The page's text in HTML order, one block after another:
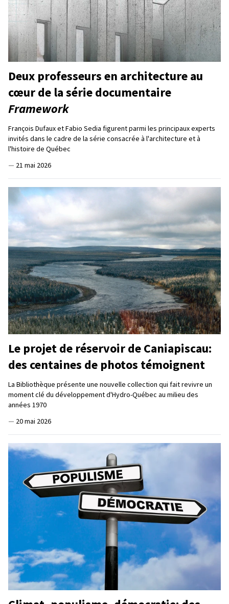
Deux professeurs en architecture au
cœur de la série documentaire
Framework
François Dufaux et Fabio Sedia figurent parmi les principaux experts
invités dans le cadre de la série consacrée à l'architecture et à
l'histoire de Québec
— 21 mai 2026
Le projet de réservoir de Caniapiscau:
des centaines de photos témoignent
La Bibliothèque présente une nouvelle collection qui fait revivre un
moment clé du développement d'Hydro-Québec au milieu des
années 1970
— 20 mai 2026